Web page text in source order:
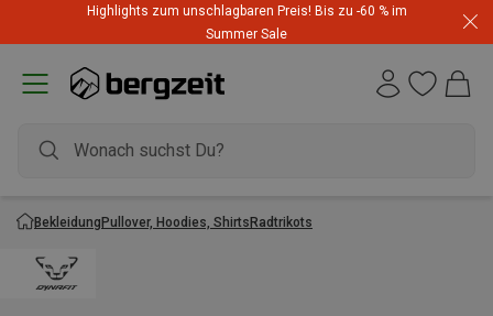
Highlights zum unschlagbaren Preis! Bis zu -60 % im
Summer Sale
BekleidungPullover, Hoodies, ShirtsRadtrikots